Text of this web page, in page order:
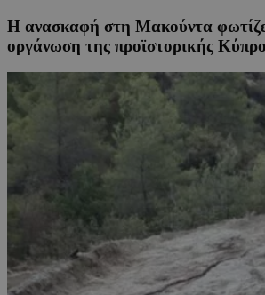
Η ανασκαφή στη Μακούντα
οργάνωση της προϊστορικής